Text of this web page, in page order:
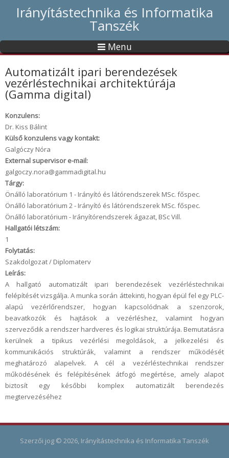
Irányítástechnika és Informatika
Tanszék
Menu
Automatizált ipari berendezések
vezérléstechnikai architektúrája
(Gamma digital)
Konzulens:
Dr. Kiss Bálint
Külső konzulens vagy kontakt:
Galgóczy Nóra
External supervisor e-mail:
galgoczy.nora@gammadigital.hu
Tárgy:
Önálló laboratórium 1 - Irányító és látórendszerek MSc. főspec.
Önálló laboratórium 2 - Irányító és látórendszerek MSc. főspec.
Önálló laboratórium - Irányítórendszerek ágazat, BSc Vill.
Hallgatói létszám:
1
Folytatás:
Szakdolgozat / Diplomaterv
Leírás:
A hallgató automatizált ipari berendezések vezérléstechnikai
felépítését vizsgálja. A munka során áttekinti, hogyan épül fel egy PLC-
alapú vezérlőrendszer, hogyan kapcsolódnak a szenzorok,
beavatkozók és hajtások a vezérléshez, valamint hogyan
szerveződik a rendszer hardveres és logikai struktúrája. Bemutatásra
kerülnek a tipikus vezérlési megoldások, a jelkezelési és
kommunikációs struktúrák, valamint a rendszer működését
meghatározó alapelvek. A cél a vezérléstechnikai rendszer
működésének és felépítésének átfogó megértése, amely alapot
biztosít egy későbbi komplex automatizált berendezés
megtervezéséhez
Szerzői jog © 2026, Irányítástechnika és Informatika Tanszék